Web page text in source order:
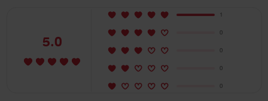
5.0
1
0
0
0
0